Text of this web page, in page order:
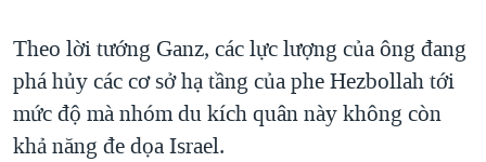
Theo lời tướng Ganz, các lực lượng của ông đang
phá hủy các cơ sở hạ tầng của phe Hezbollah tới
mức độ mà nhóm du kích quân này không còn
khả năng đe dọa Israel.